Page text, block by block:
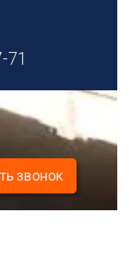
71
звонок